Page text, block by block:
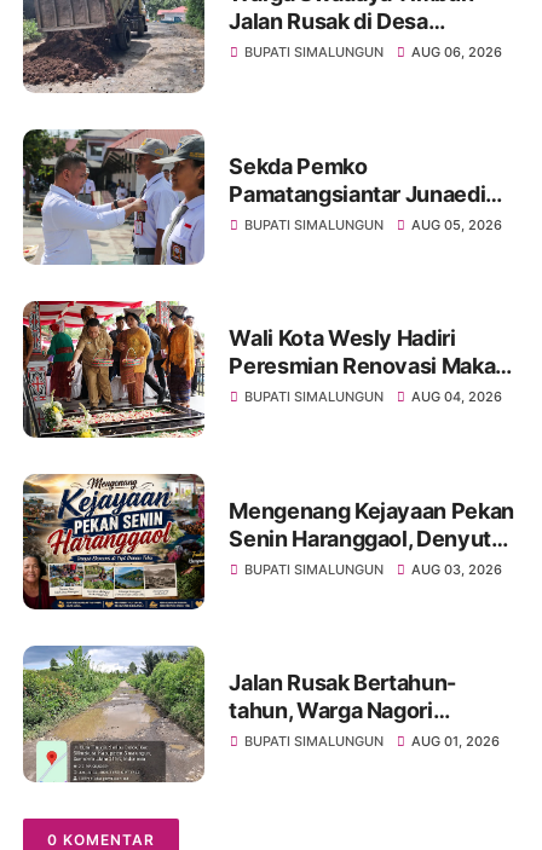
Jalan Rusak di Desa
Sibangun Mariah, Harapkan
BUPATI SIMALUNGUN AUG 06, 2026
Sekda Pemko
Pamatangsiantar Junaedi
Pembina Upacara
BUPATI SIMALUNGUN AUG 05, 2026
Wali Kota Wesly Hadiri
Peresmian Renovasi Makam
dr. Djasamen Saragih, Ajak
BUPATI SIMALUNGUN AUG 04, 2026
Mengenang Kejayaan Pekan
Senin Haranggaol, Denyut
Ekonomi di Tepi Danau Toba
BUPATI SIMALUNGUN AUG 03, 2026
Jalan Rusak Bertahun-
tahun, Warga Nagori
Sibangun Mariah Bergotong
BUPATI SIMALUNGUN AUG 01, 2026
0 KOMENTAR